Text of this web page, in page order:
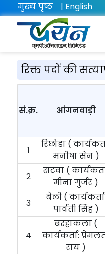
मुख्य पृष्ठ | English
रिक्त पदों की
सं.क्र. आंगनवाड़ी
1
रिछोडा (
मनीषा सेन )
2
सटवा (
मीना गुर्जर )
3
बेली (
पार्वती सिंह )
4
बरहाकला (
कार्यकर्ता:
राय )